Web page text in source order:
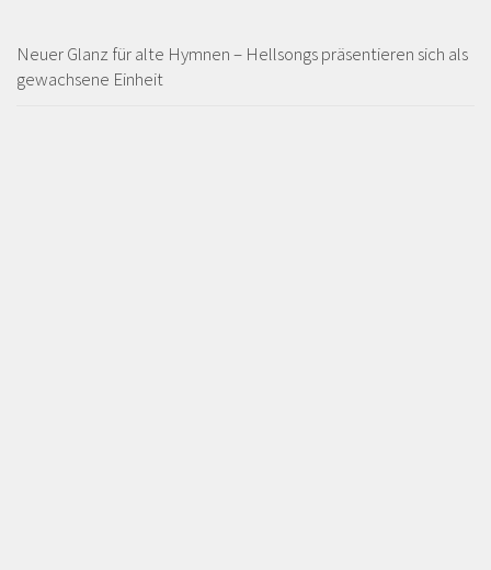
Neuer Glanz für alte Hymnen – Hellsongs präsentieren sich als
gewachsene Einheit